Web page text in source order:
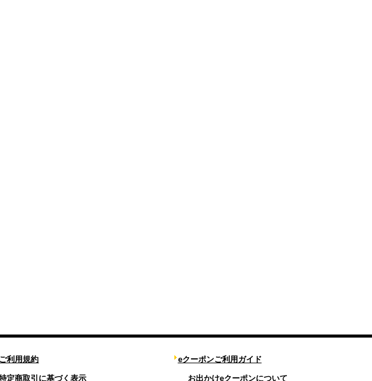
ご利用規約
定商取引に基づく表示
eクーポンご利用ガイド
お出かけeクーポンについて